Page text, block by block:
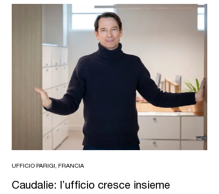
UFFICIO·PARIGI, FRANCIA
Caudalie: l’ufficio cresce insieme